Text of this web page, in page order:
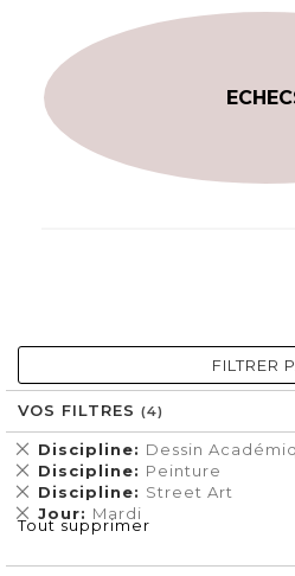
FILTRER
VOS FILTRES
Discipline Dessin
Supprimer
cet
Élément
Discipline Peinture
Supprimer
cet
Élément
Discipline Street Art
Supprimer
cet
Élément
Jour Mardi
Supprimer
cet
Tout supprimer